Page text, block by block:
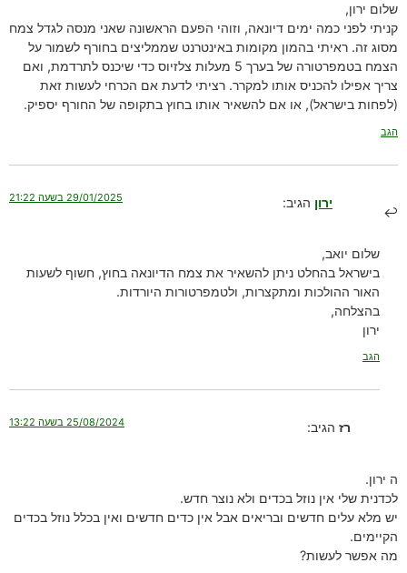
שלום ירון,
קניתי לפני כמה ימים דיונאה, וזוהי הפעם הראשונה שאני מנסה לגדל צמח
מסוג זה. ראיתי בהמון מקומות באינטרנט שממליצים בחורף לשמור על
הצמח בטמפרטורה של בערך 5 מעלות צלזיוס כדי שיכנס לתרדמת, ואם
צריך אפילו להכניס אותו למקרר. רציתי לדעת אם הכרחי לעשות זאת
(לפחות בישראל), או אם להשאיר אותו בחוץ בתקופה של החורף יספיק.
הגב
ירון הגיב: 29/01/2025 בשעה 21:22
שלום יואב,
בישראל בהחלט ניתן להשאיר את צמח הדיונאה בחוץ, חשוף לשעות
האור ההולכות ומתקצרות, ולטמפרטורות היורדות.
בהצלחה,
ירון
הגב
רז הגיב: 25/08/2024 בשעה 13:22
ה ירון.
לכדנית שלי אין נוזל בכדים ולא נוצר חדש.
יש מלא עלים חדשים ובריאים אבל אין כדים חדשים ואין בכלל נוזל בכדים
הקיימים.
מה אפשר לעשות?